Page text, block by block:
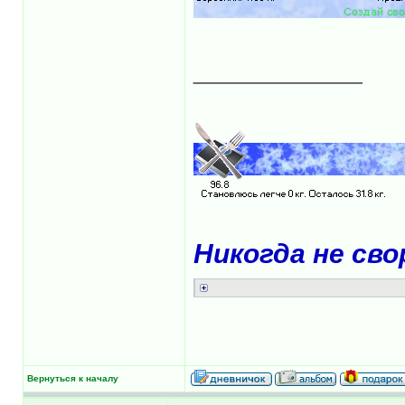
Никогда не
Вернуться к началу